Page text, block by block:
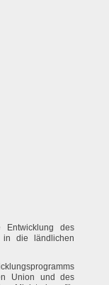
Entwicklung des
in die ländlichen
Union und des